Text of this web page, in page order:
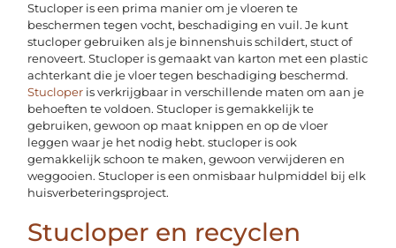
Stucloper is een prima manier om je vloeren te
beschermen tegen vocht, beschadiging en vuil. Je kunt
stucloper gebruiken als je binnenshuis schildert, stuct of
renoveert. Stucloper is gemaakt van karton met een plastic
achterkant die je vloer tegen beschadiging beschermd.
Stucloper is verkrijgbaar in verschillende maten om aan je
behoeften te voldoen. Stucloper is gemakkelijk te
gebruiken, gewoon op maat knippen en op de vloer
leggen waar je het nodig hebt. stucloper is ook
gemakkelijk schoon te maken, gewoon verwijderen en
weggooien. Stucloper is een onmisbaar hulpmiddel bij elk
huisverbeteringsproject.
Stucloper en recyclen